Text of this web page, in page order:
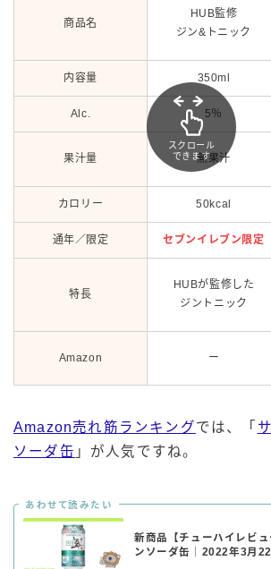
商品名
HUB監修
ジン&トニック
内容量 350ml
Alc. 5％
果汁量 無果汁
カロリー 50kcal
通年／限定 セブンイレブン限定
特長
HUBが監修した
ジントニック
Amazon ー
スクロール
できます
Amazon売れ筋ランキングでは、「
ソーダ缶 」が人気ですね。
あわせて読みたい
新商品【チューハイレビ
ンソーダ缶｜2022年3月